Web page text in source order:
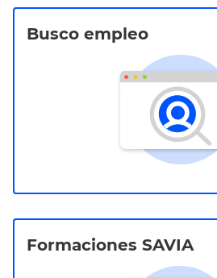
Busco empleo
Formaciones SAVIA